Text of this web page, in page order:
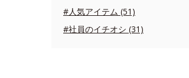
#人気アイテム (51)
#社員のイチオシ (31)